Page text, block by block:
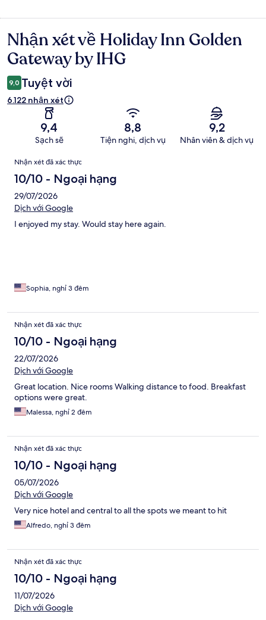
Nhận
xét
Nhận xét về Holiday Inn Golden
Gateway by IHG
9,0 Tuyệt vời
6.122 nhận xét
9,4
Sạch sẽ
8,8
Tiện nghi, dịch vụ
9,2
Nhân viên & dịch vụ
Nhận
xét
Nhận xét đã xác thực
10/10 - Ngoại hạng
29/07/2026
Dịch với Google
I enjoyed my stay. Would stay here again.
Sophia, nghỉ 3 đêm
Nhận xét đã xác thực
10/10 - Ngoại hạng
22/07/2026
Dịch với Google
Great location. Nice rooms Walking distance to food. Breakfast
options were great.
Malessa, nghỉ 2 đêm
Nhận xét đã xác thực
10/10 - Ngoại hạng
05/07/2026
Dịch với Google
Very nice hotel and central to all the spots we meant to hit
Alfredo, nghỉ 3 đêm
Nhận xét đã xác thực
10/10 - Ngoại hạng
11/07/2026
Dịch với Google